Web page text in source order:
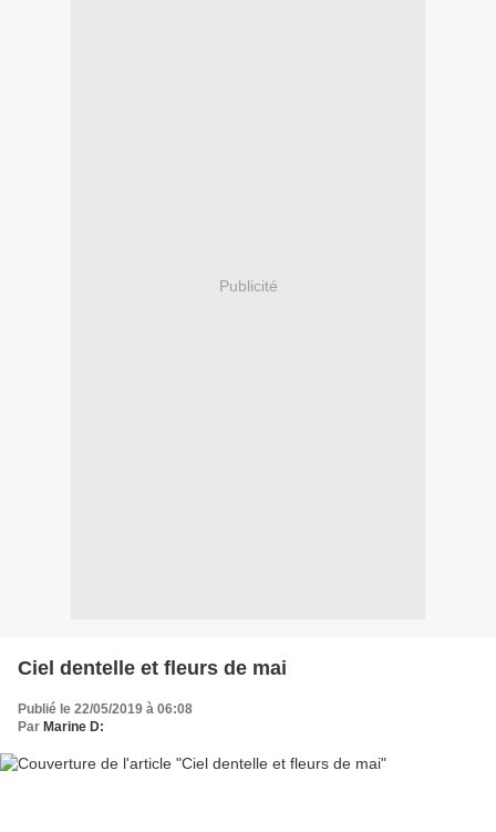
Publicité
Ciel dentelle et fleurs de mai
Publié le 22/05/2019 à 06:08
Par Marine D: